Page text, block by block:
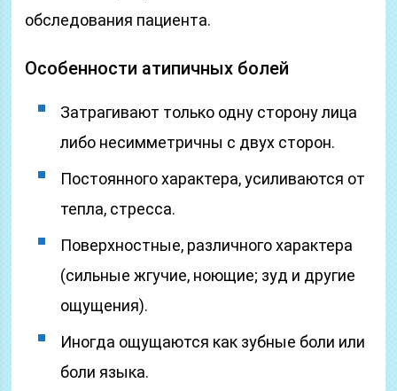
обследования пациента.
Особенности атипичных болей
Затрагивают только одну сторону лица
либо несимметричны с двух сторон.
Постоянного характера, усиливаются от
тепла, стресса.
Поверхностные, различного характера
(сильные жгучие, ноющие; зуд и другие
ощущения).
Иногда ощущаются как зубные боли или
боли языка.